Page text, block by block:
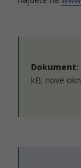
Dokument:
kB; nové